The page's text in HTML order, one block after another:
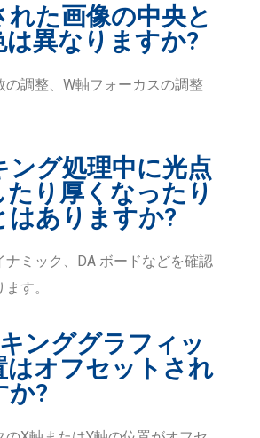
れた画像の中央と
は異なりますか?
の調整、W軸フォーカスの調整
ング処理中に光点
り厚くなったり
はありますか?
ナミック、DA ボードなどを確認
す。
ンググラフィッ
はオフセットされ
か?